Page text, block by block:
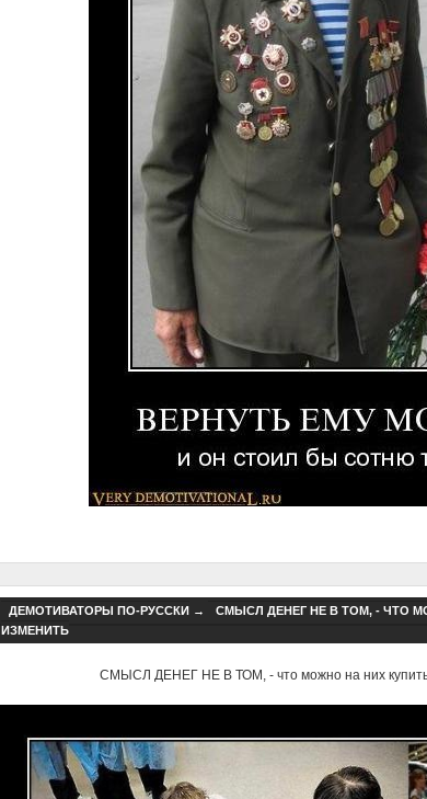
ДЕМОТИВАТОРЫ ПО-РУССКИ→
СМЫСЛ ДЕНЕГ НЕ В ТОМ, - ЧТО
ИЗМЕНИТЬ
СМЫСЛ ДЕНЕГ НЕ В ТОМ, - что можно на них